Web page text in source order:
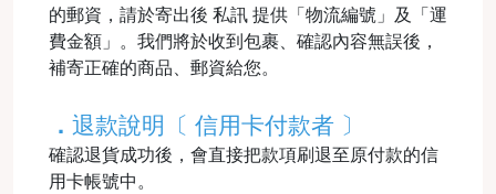
的郵資，請於寄出後 私訊 提供「物流編號」及「運
費金額」。我們將於收到包裹、確認內容無誤後，
補寄正確的商品、郵資給您。
． 退款說明〔 信用卡付款者 〕
確認退貨成功後，會直接把款項刷退至原付款的信
用卡帳號中。